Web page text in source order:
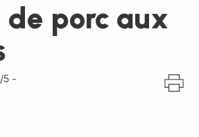
de porc aux
/5 -